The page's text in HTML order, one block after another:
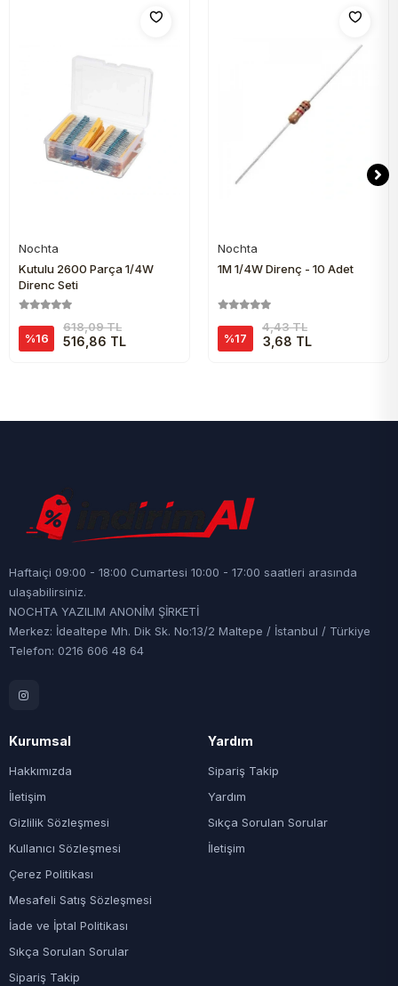
Nochta
Kutulu 2600 Parça 1/4W
Direnç Seti
%16
618,09 TL
516,86 TL
Nochta
1M 1/4W Direnç - 10 Adet
%17
4,43 TL
3,68 TL
Haftaiçi 09:00 - 18:00 Cumartesi 10:00 - 17:00 saatleri arasında
ulaşabilirsiniz.
NOCHTA YAZILIM ANONİM ŞİRKETİ
Merkez: İdealtepe Mh. Dik Sk. No:13/2 Maltepe / İstanbul / Türkiye
Telefon: 0216 606 48 64
Kurumsal
Hakkımızda
İletişim
Gizlilik Sözleşmesi
Kullanıcı Sözleşmesi
Çerez Politikası
Mesafeli Satış Sözleşmesi
İade ve İptal Politikası
Sıkça Sorulan Sorular
Sipariş Takip
Yardım
Sipariş Takip
Yardım
Sıkça Sorulan Sorular
İletişim